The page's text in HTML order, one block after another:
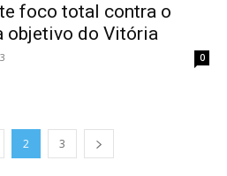
foco total contra o
objetivo do Vitória
0
2 3